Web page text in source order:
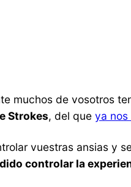
muchos de vosotros
Strokes, del que ya nos
vuestras ansias y
controlar la